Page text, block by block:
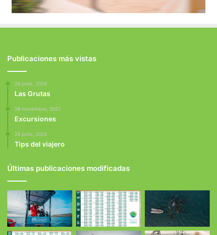
Publicaciones más vistas
28 junio, 2025
Las Grutas
28 noviembre, 2021
Excursiones
28 junio, 2025
Tips del viajero
Últimas publicaciones modificadas